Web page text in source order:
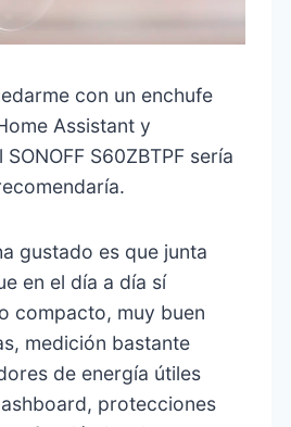
con un enchufe
Assistant y
S60ZBTPF sería
gustado es que junta
en el día a día sí
compacto, muy buen
medición bastante
de energía útiles
protecciones